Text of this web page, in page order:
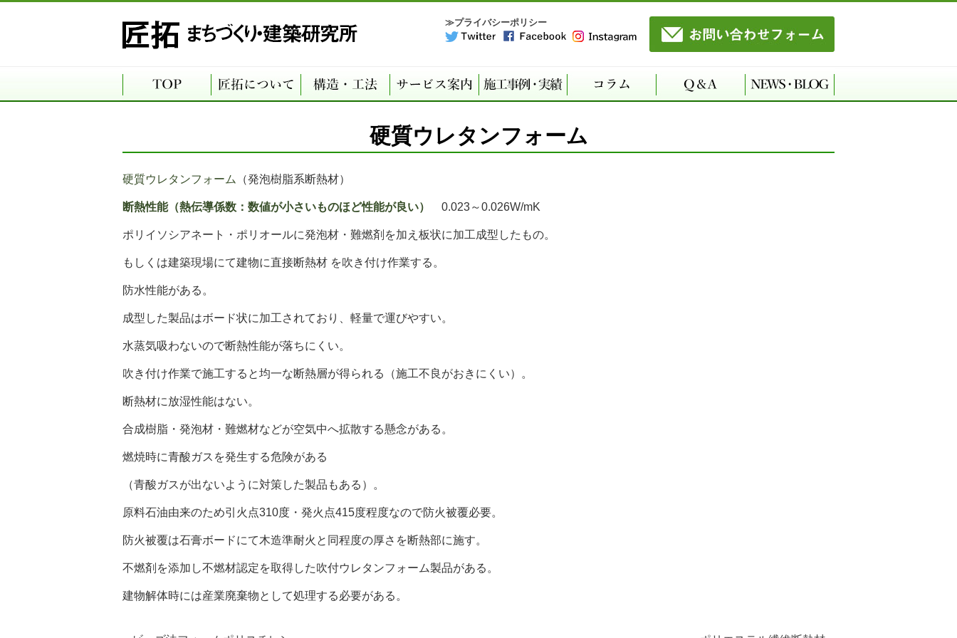
≫プライバシーポリシー
硬質ウレタンフォーム
硬質ウレタンフォーム （発泡樹脂系断熱材）
断熱性能（熱伝導係数：数値が小さいものほど性能が良い） 0.023～0.026W/mK
ポリイソシアネート・ポリオールに発泡材・難燃剤を加え板状に加工成型したもの。
もしくは建築現場にて建物に直接断熱材 を吹き付け作業する。
防水性能がある。
成型した製品はボード状に加工されており、軽量で運びやすい。
水蒸気吸わないので断熱性能が落ちにくい。
吹き付け作業で施工すると均一な断熱層が得られる（施工不良がおきにくい）。
断熱材に放湿性能はない。
合成樹脂・発泡材・難燃材などが空気中へ拡散する懸念がある。
燃焼時に青酸ガスを発生する危険がある
（青酸ガスが出ないように対策した製品もある）。
原料石油由来のため引火点310度・発火点415度程度なので防火被覆必要。
防火被覆は石膏ボードにて木造準耐火と同程度の厚さを断熱部に施す。
不燃剤を添加し不燃材認定を取得した吹付ウレタンフォーム製品がある。
建物解体時には産業廃棄物として処理する必要がある。